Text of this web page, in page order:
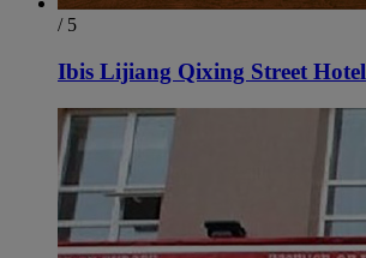
/ 5
Ibis Lijiang Qixing Street Hotel